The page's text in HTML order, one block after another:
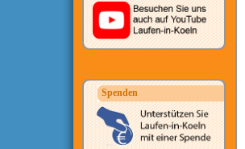
Spenden